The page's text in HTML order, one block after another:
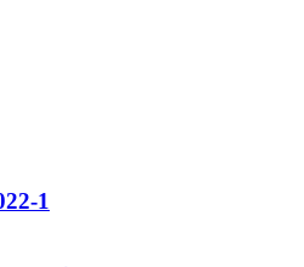
1